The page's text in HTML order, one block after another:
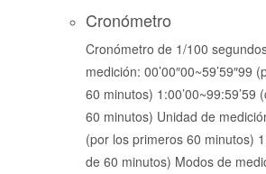
Cronómetro
Cronómetro de 1/100
medición: 00’00″00~59’59″99
60 minutos) 1:00’00~99:59’59
60 minutos) Unidad de
(por los primeros 60 minutos)
de 60 minutos) Modos de